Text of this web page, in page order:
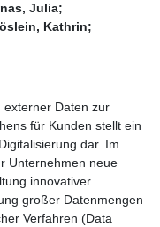
Julia;
Kathrin;
externer Daten zur
für Kunden stellt ein
dar. Im
Unternehmen neue
innovativer
großer Datenmengen
Verfahren (Data